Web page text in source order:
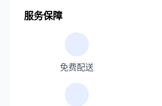
服务保障
免费配送